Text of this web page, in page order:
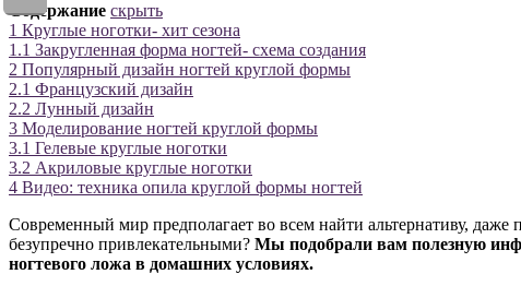
Содержание скрыть
1 Круглые ноготки- хит сезона
1.1 Закругленная форма ногтей- схема создания
2 Популярный дизайн ногтей круглой формы
2.1 Французский дизайн
2.2 Лунный дизайн
3 Моделирование ногтей круглой формы
3.1 Гелевые круглые ноготки
3.2 Акриловые круглые ноготки
4 Видео: техника опила круглой формы ногтей
Современный мир предполагает во всем найти альтернативу,
безупречно привлекательными? Мы подобрали вам полезную
ногтевого ложа в домашних условиях.